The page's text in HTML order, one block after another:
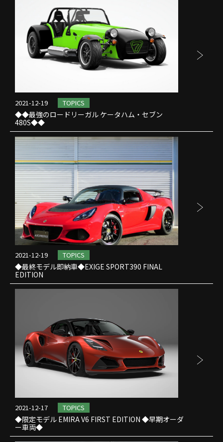
2021-12-19 TOPICS
◆◆最強のロードリーガル ケータハム・セブン
480S◆◆
2021-12-19 TOPICS
◆最終モデル即納車◆EXIGE SPORT390 FINAL
EDITION
2021-12-17 TOPICS
◆限定モデル EMIRA V6 FIRST EDITION ◆早期オーダ
ー車両◆